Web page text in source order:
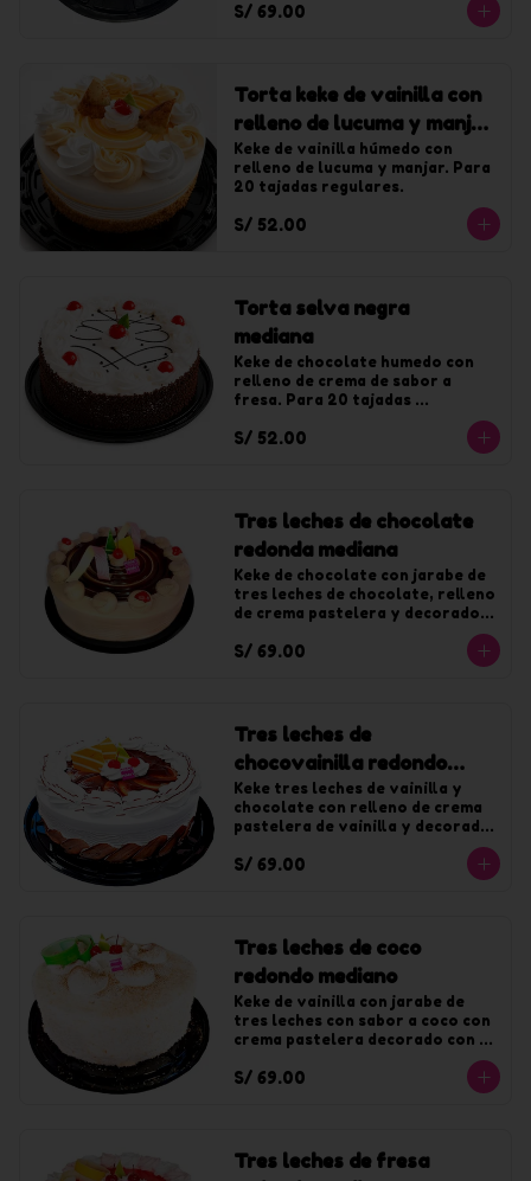
S/ 69.00
Torta keke de vainilla con
relleno de lucuma y manjar
mediana
Keke de vainilla húmedo con
relleno de lucuma y manjar. Para
20 tajadas regulares.
S/ 52.00
Torta selva negra
mediana
Keke de chocolate humedo con
relleno de crema de sabor a
fresa. Para 20 tajadas
S/ 52.00
Tres leches de chocolate
redonda mediana
Keke de chocolate con jarabe de
tres leches de chocolate, relleno
de crema pastelera y decorado
con chocolate. Para 20 tajadas.
S/ 69.00
Tres leches de
chocovainilla redondo
mediano
Keke tres leches de vainilla y
chocolate con relleno de crema
pastelera de vainilla y decorado
Para 20 tajadas.
S/ 69.00
Tres leches de coco
redondo mediano
Keke de vainilla con jarabe de
tres leches con sabor a coco con
crema pastelera decorado con
Para 20 tajadas.
S/ 69.00
Tres leches de fresa